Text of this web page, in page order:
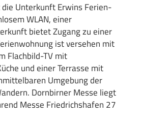
Unterkunft Erwins Ferien-
WLAN, einer
bietet Zugang zu einer
ist versehen mit
Flachbild-TV mit
und einer Terrasse mit
Umgebung der
Dornbirner Messe liegt
Messe Friedrichshafen 27